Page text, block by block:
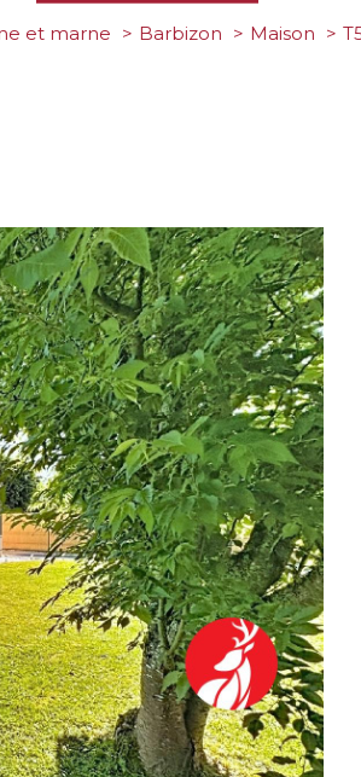
et marne Barbizon Maison